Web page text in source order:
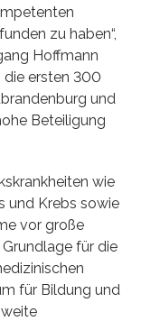
zu haben“,
Hoffmann
die ersten 300
und
Beteiligung
wie
und Krebs sowie
vor große
für die
für Bildung und